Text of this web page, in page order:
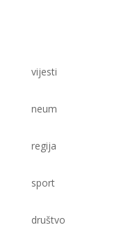
vijesti
neum
regija
sport
društvo